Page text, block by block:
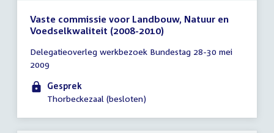
Vaste commissie voor Landbouw, Natuur en
Voedselkwaliteit (2008-2010)
vergadering
12:00
12:30
Delegatieoverleg werkbezoek Bundestag 28-30 mei
2009
Gesprek
Thorbeckezaal (besloten)